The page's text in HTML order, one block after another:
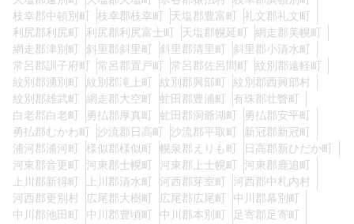
枝幸郡中頓別町
枝幸郡枝幸町 天塩郡豊富町
礼文郡礼文町
利尻郡利尻町
利尻郡利尻富士町 天塩郡幌延町
網走郡美幌町
網走郡津別町
斜里郡斜里町 斜里郡清里町
斜里郡小清水町
常呂郡訓子府町
常呂郡置戸町 常呂郡佐呂間町
紋別郡遠軽町
紋別郡湧別町
紋別郡滝上町 紋別郡興部町
紋別郡西興部村
紋別郡雄武町
網走郡大空町 虻田郡豊浦町
有珠郡壮瞥町
白老郡白老町
勇払郡厚真町 虻田郡洞爺湖町
勇払郡安平町
勇払郡むかわ町
沙流郡日高町 沙流郡平取町
新冠郡新冠町
浦河郡浦河町
様似郡様似町 幌泉郡えりも町
日高郡新ひだか町
河東郡音更町
河東郡士幌町 河東郡上士幌町
河東郡鹿追町
上川郡新得町
上川郡清水町 河西郡芽室町
河西郡中札内村
河西郡更別村
広尾郡大樹町 広尾郡広尾町
中川郡幕別町
中川郡池田町
中川郡豊頃町 中川郡本別町
足寄郡足寄町